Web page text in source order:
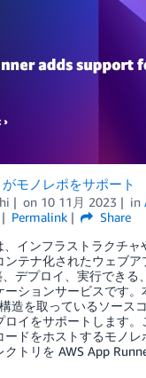
モノレポをサポート
on 10 11月 2023 in
Permalink
Share
、インフラストラクチャ
ンテナ化されたウェブ
デプロイ、実行できる
ションサービスです。
造を取っているソース
ロイをサポートします
ドをホストするモノレ
クトリを AWS App